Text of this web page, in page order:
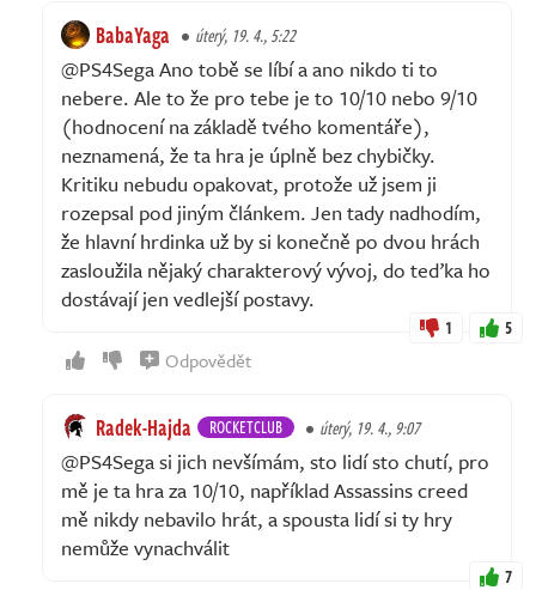
BabaYaga úterý, 19. 4., 5:22
@PS4Sega Ano tobě se líbí a ano nikdo ti to
nebere. Ale to že pro tebe je to 10/10 nebo 9/10
(hodnocení na základě tvého komentáře),
neznamená, že ta hra je úplně bez chybičky.
Kritiku nebudu opakovat, protože už jsem ji
rozepsal pod jiným článkem. Jen tady nadhodím,
že hlavní hrdinka už by si konečně po dvou hrách
zasloužila nějaký charakterový vývoj, do teďka ho
dostávají jen vedlejší postavy.
1 5
Odpovědět
Radek-Hajda ROCKETCLUB úterý, 19. 4., 9:07
@PS4Sega si jich nevšímám, sto lidí sto chutí, pro
mě je ta hra za 10/10, například Assassins creed
mě nikdy nebavilo hrát, a spousta lidí si ty hry
nemůže vynachválit
7